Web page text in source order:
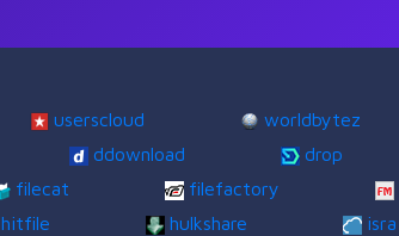
userscloud worldbytez
ddownload drop
filecat filefactory
hitfile hulkshare isra